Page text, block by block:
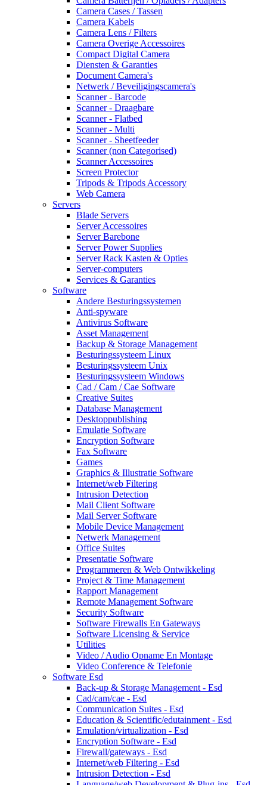
Camera Cases / Tassen
Camera Kabels
Camera Lens / Filters
Camera Overige Accessoires
Compact Digital Camera
Diensten & Garanties
Document Camera's
Netwerk / Beveiligingscamera's
Scanner - Barcode
Scanner - Draagbare
Scanner - Flatbed
Scanner - Multi
Scanner - Sheetfeeder
Scanner (non Categorised)
Scanner Accessoires
Screen Protector
Tripods & Tripods Accessory
Web Camera
Servers
Blade Servers
Server Accessoires
Server Barebone
Server Power Supplies
Server Rack Kasten & Opties
Server-computers
Services & Garanties
Software
Andere Besturingssystemen
Anti-spyware
Antivirus Software
Asset Management
Backup & Storage Management
Besturingssysteem Linux
Besturingssysteem Unix
Besturingssysteem Windows
Cad / Cam / Cae Software
Creative Suites
Database Management
Desktoppublishing
Emulatie Software
Encryption Software
Fax Software
Games
Graphics & Illustratie Software
Internet/web Filtering
Intrusion Detection
Mail Client Software
Mail Server Software
Mobile Device Management
Netwerk Management
Office Suites
Presentatie Software
Programmeren & Web Ontwikkeling
Project & Time Management
Rapport Management
Remote Management Software
Security Software
Software Firewalls En Gateways
Software Licensing & Service
Utilities
Video / Audio Opname En Montage
Video Conference & Telefonie
Software Esd
Back-up & Storage Management - Esd
Cad/cam/cae - Esd
Communication Suites - Esd
Education & Scientific/edutainment - Esd
Emulation/virtualization - Esd
Encryption Software - Esd
Firewall/gateways - Esd
Internet/web Filtering - Esd
Intrusion Detection - Esd